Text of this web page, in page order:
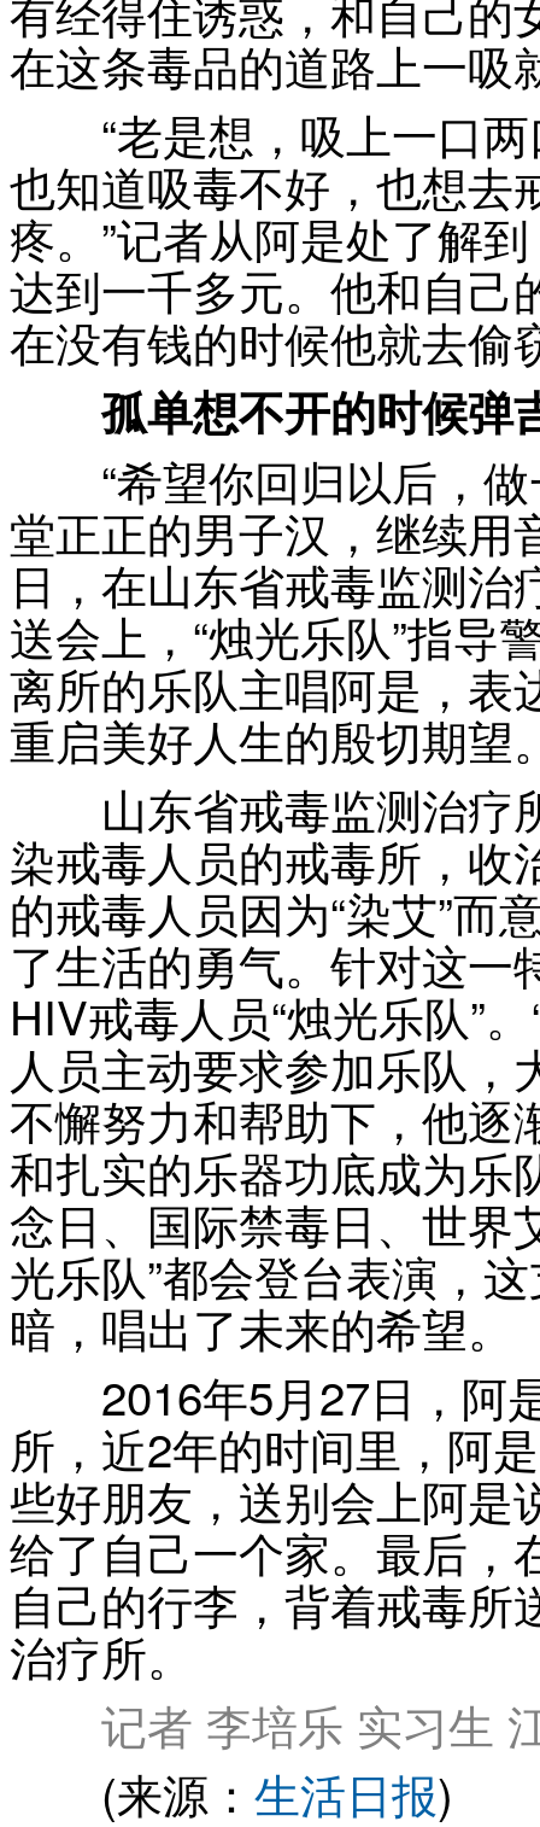
在这条毒品的道路上一吸
“老是想，吸上一口两
也知道吸毒不好，也想去
疼。”记者从阿是处了解
达到一千多元。他和自己
在没有钱的时候他就去偷
孤单想不开的时候弹
“希望你回归以后，做
堂正正的男子汉，继续
日，在山东省戒毒监测
送会上，“烛光乐队”指导
离所的乐队主唱阿是，表
重启美好人生的殷切期望
山东省戒毒监测治疗
染戒毒人员的戒毒所，收
的戒毒人员因为“染艾”而
了生活的勇气。针对这
HIV戒毒人员“烛光乐队”
人员主动要求参加乐队
不懈努力和帮助下，他逐
和扎实的乐器功底成为乐
念日、国际禁毒日、世界
光乐队”都会登台表演，
暗，唱出了未来的希望。
2016年5月27日，阿
所，近2年的时间里，阿
些好朋友，送别会上阿是
给了自己一个家。最后，
自己的行李，背着戒毒
治疗所。
记者 李培乐 实习生
(来源： 生活日报)